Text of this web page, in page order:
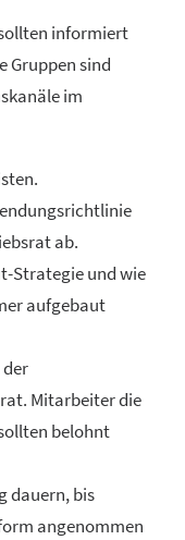
informiert
Gruppen sind
im
ab.
Strategie und wie
aufgebaut
Mitarbeiter die
belohnt
dauern, bis
angenommen